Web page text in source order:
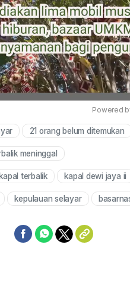
Powered
21 orang belum ditemukan
meninggal
terbalik kapal dewi jaya ii
kepulauan selayar